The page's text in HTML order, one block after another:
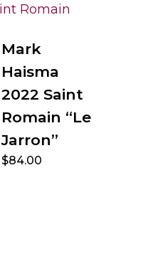
Mark
Haisma
2022 Saint
Romain “Le
Jarron”
$84.00